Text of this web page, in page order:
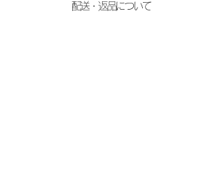
配送・返品について